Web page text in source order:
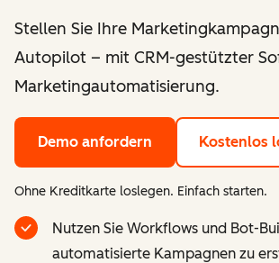
Stellen Sie Ihre
Autopilot – mit CRM-gestützter
Marketingautomatisierung.
Demo anfordern Kostenlos
Ohne Kreditkarte loslegen. Einfach starten.
Nutzen Sie Workflows und Bot-
automatisierte Kampagnen zu